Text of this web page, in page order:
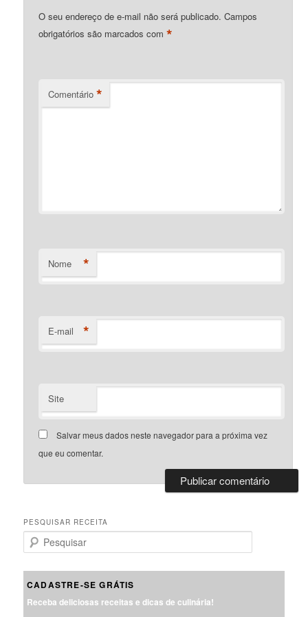
O seu endereço de e-mail não será publicado. Campos
obrigatórios são marcados com*
Comentário *
Nome *
E-mail *
Site
Salvar meus dados neste navegador para a próxima vez
que eu comentar.
PESQUISAR RECEITA
e
uCADASTRE-SE GRÁTIS
Receba deliciosas receitas e dicas de culinária!